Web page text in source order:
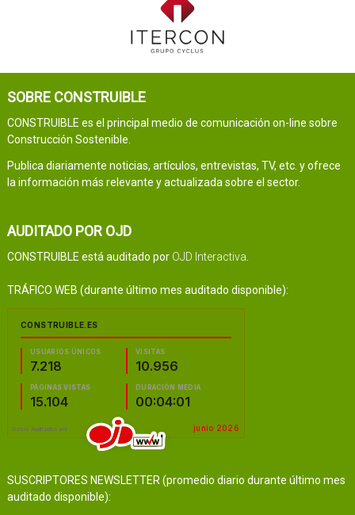
SOBRE CONSTRUIBLE
CONSTRUIBLE es el principal medio de comunicación on-line sobre
Construcción Sostenible.
Publica diariamente noticias, artículos, entrevistas, TV, etc. y ofrece
la información más relevante y actualizada sobre el sector.
AUDITADO POR OJD
CONSTRUIBLE está auditado por OJD Interactiva
TRÁFICO WEB (durante último mes auditado disponible):
SUSCRIPTORES NEWSLETTER (promedio diario durante último mes
auditado disponible):